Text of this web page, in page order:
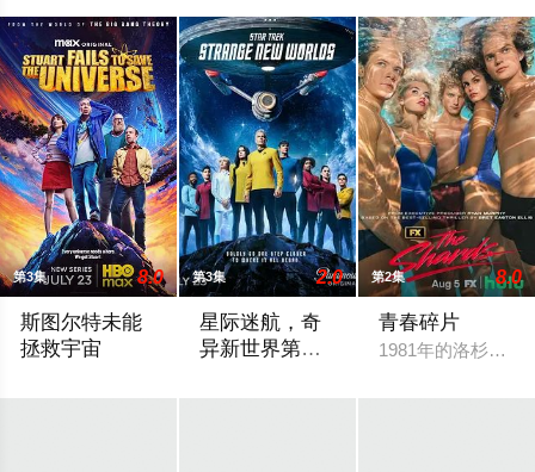
第3集 8.0
斯图尔特未能
拯救宇宙
第3集 2.0
星际迷航，奇
异新世界第四
第2集 8.0
青春碎片
1981年的洛杉矶